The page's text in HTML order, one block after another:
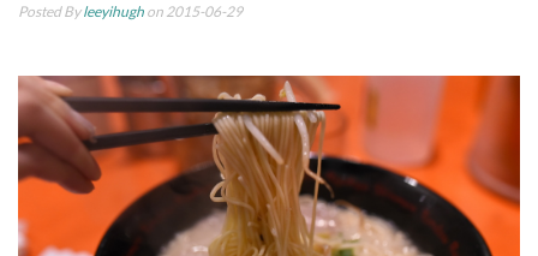
Posted Byleeyihugh on 2015-06-29